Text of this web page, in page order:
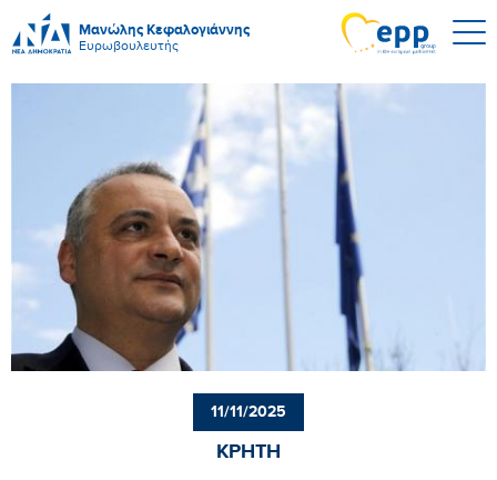
Μανώλης Κεφαλογιάννης
Ευρωβουλευτής
11/11/2025
ΚΡΗΤΗ